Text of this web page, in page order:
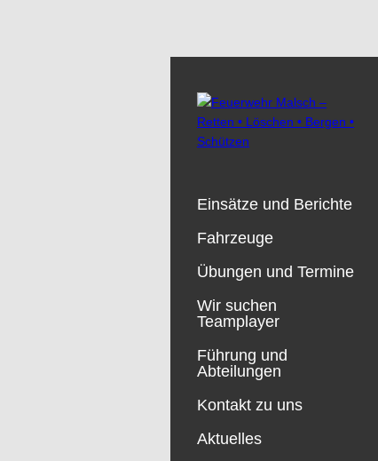
Einsätze und Berichte
Fahrzeuge
Übungen und Termine
Wir suchen
Teamplayer
Führung und
Abteilungen
Kontakt zu uns
Aktuelles